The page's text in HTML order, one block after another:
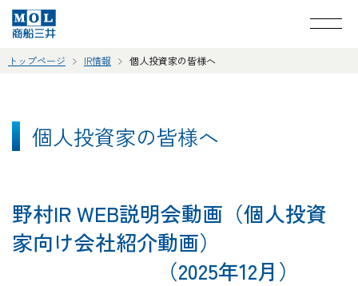
トップページ IR情報 個人投資家の皆様へ
個人投資家の皆様へ
野村IR WEB説明会動画（個人投資
家向け会社紹介動画）
（2025年12月）